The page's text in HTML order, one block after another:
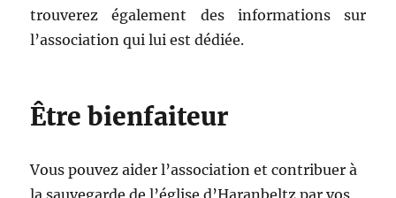
trouverez également des informations sur
l’association qui lui est dédiée.
Être bienfaiteur
Vous pouvez aider l’association et contribuer à
la sauvegarde de l’église d’Haranbeltz par vos